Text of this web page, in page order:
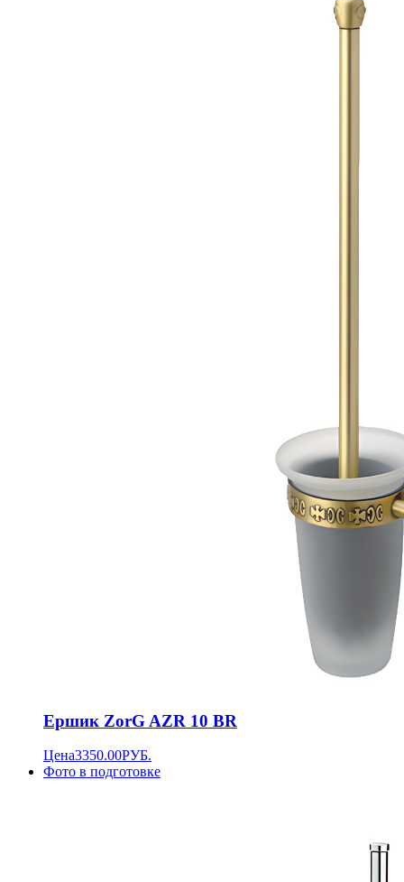
Ершик ZorG AZR 10 BR
Цена3350.00РУБ.
Фото в подготовке